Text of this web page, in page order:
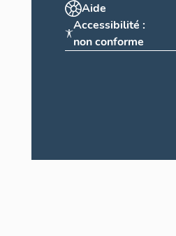
Aide
Accessibilité :
non conforme